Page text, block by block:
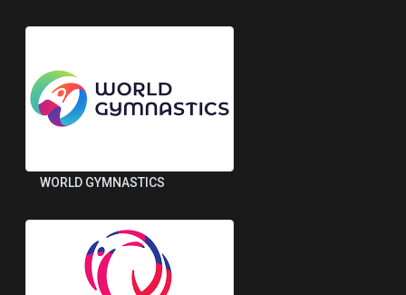
WORLD GYMNASTICS